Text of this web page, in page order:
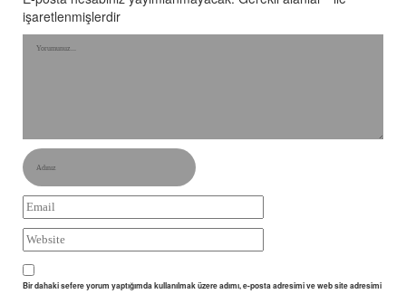
işaretlenmişlerdir
Bir dahaki sefere yorum yaptığımda kullanılmak üzere adımı, e-posta adresimi ve web site adresimi